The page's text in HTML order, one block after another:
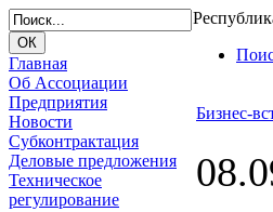
Главная
Об Ассоциации
Предприятия
Новости
Субконтрактация
Деловые предложения
Техническое
регулирование
Бизнес-